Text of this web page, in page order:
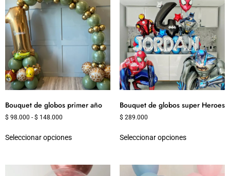
Bouquet de globos primer año
$ 98.000 - $ 148.000
Seleccionar opciones
Bouquet de globos super Heroes
$ 289.000
Seleccionar opciones